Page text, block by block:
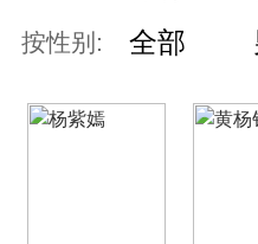
按性别: 全部